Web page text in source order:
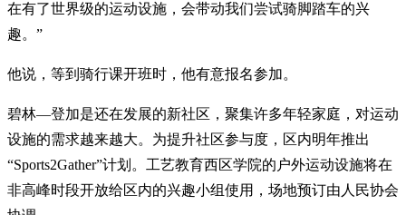
在有了世界级的运动设施，会带动我们尝试骑脚踏车的兴
趣。”
他说，等到骑行课开班时，他有意报名参加。
碧林—登加是还在发展的新社区，聚集许多年轻家庭，对运动
设施的需求越来越大。为提升社区参与度，区内明年推出
“Sports2Gather”计划。工艺教育西区学院的户外运动设施将在
非高峰时段开放给区内的兴趣小组使用，场地预订由人民协会